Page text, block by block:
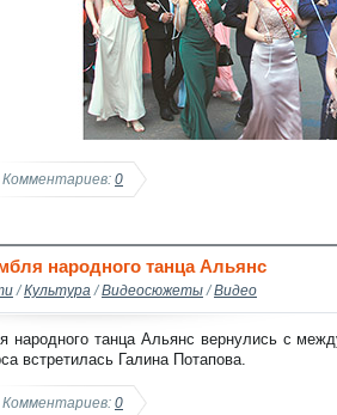
Комментариев: 0
народного танца Альянс
/Культура /Видеосюжеты /Видео
народного танца Альянс вернулись с
встретилась Галина Потапова.
Комментариев: 0